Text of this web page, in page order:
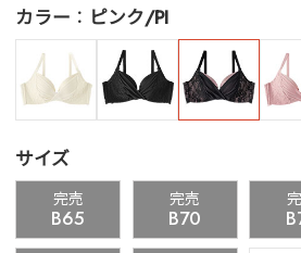
カラー ピンク/PI
サイズ
完売
B65
完売
B70